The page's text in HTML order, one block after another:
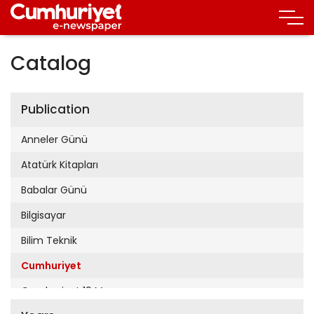
Catalog
Publication
Anneler Günü
Atatürk Kitapları
Babalar Günü
Bilgisayar
Bilim Teknik
Cumhuriyet
Cumhuriyet 19 Mayıs